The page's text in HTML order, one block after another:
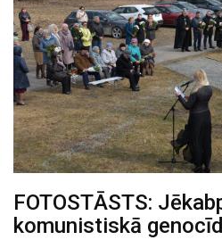
FOTOSTĀSTS:
komunistiskā